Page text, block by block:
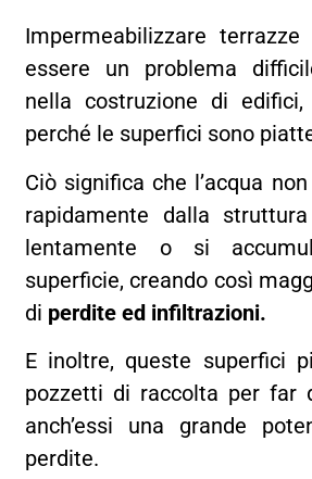
Impermeabilizzare
essere un problema
nella costruzione di edifici,
perché le superfici sono
Ciò significa che l’acqua
rapidamente dalla
lentamente o si
superficie, creando così
di perdite ed infiltrazioni.
E inoltre, queste superfici
pozzetti di raccolta per far
anch’essi una grande
perdite.